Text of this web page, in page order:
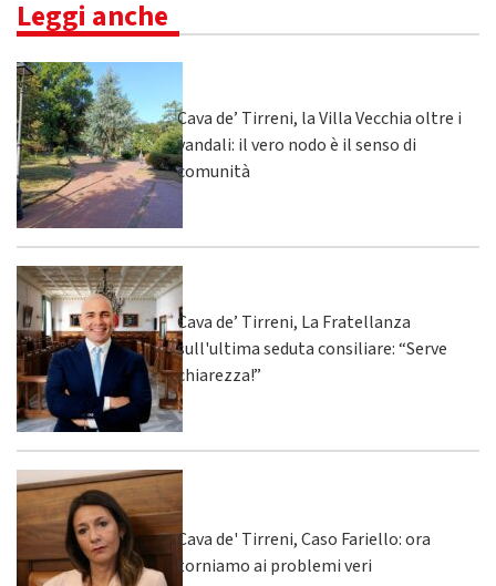
Leggi anche
Cava de’ Tirreni, la Villa Vecchia oltre i
vandali: il vero nodo è il senso di
comunità
Cava de’ Tirreni, La Fratellanza
sull'ultima seduta consiliare: “Serve
chiarezza!”
Cava de' Tirreni, Caso Fariello: ora
torniamo ai problemi veri